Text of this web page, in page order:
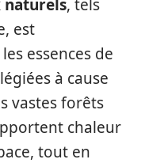
naturels, tels
est
essences de
à cause
vastes forêts
chaleur
tout en